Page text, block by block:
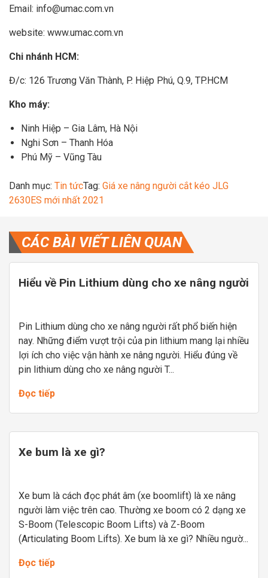
Email: info@umac.com.vn
website: www.umac.com.vn
Chi nhánh HCM:
Đ/c: 126 Trương Văn Thành, P. Hiệp Phú, Q.9, TP.HCM
Kho máy:
Ninh Hiệp – Gia Lâm, Hà Nội
Nghi Sơn – Thanh Hóa
Phú Mỹ – Vũng Tàu
Danh mục: Tin tứcTag: Giá xe nâng người cắt kéo JLG
2630ES mới nhất 2021
CÁC BÀI VIẾT LIÊN QUAN
Hiểu về Pin Lithium dùng cho xe nâng người
Pin Lithium dùng cho xe nâng người rất phổ biến hiện
nay. Những điểm vượt trội của pin lithium mang lại nhiều
lợi ích cho việc vận hành xe nâng người. Hiểu đúng về
pin lithium dùng cho xe nâng người T...
Đọc tiếp
Xe bum là xe gì?
Xe bum là cách đọc phát âm (xe boomlift) là xe nâng
người làm việc trên cao. Thường xe boom có 2 dạng xe
S-Boom (Telescopic Boom Lifts) và Z-Boom
(Articulating Boom Lifts). Xe bum là xe gì? Nhiều ngườ...
Đọc tiếp